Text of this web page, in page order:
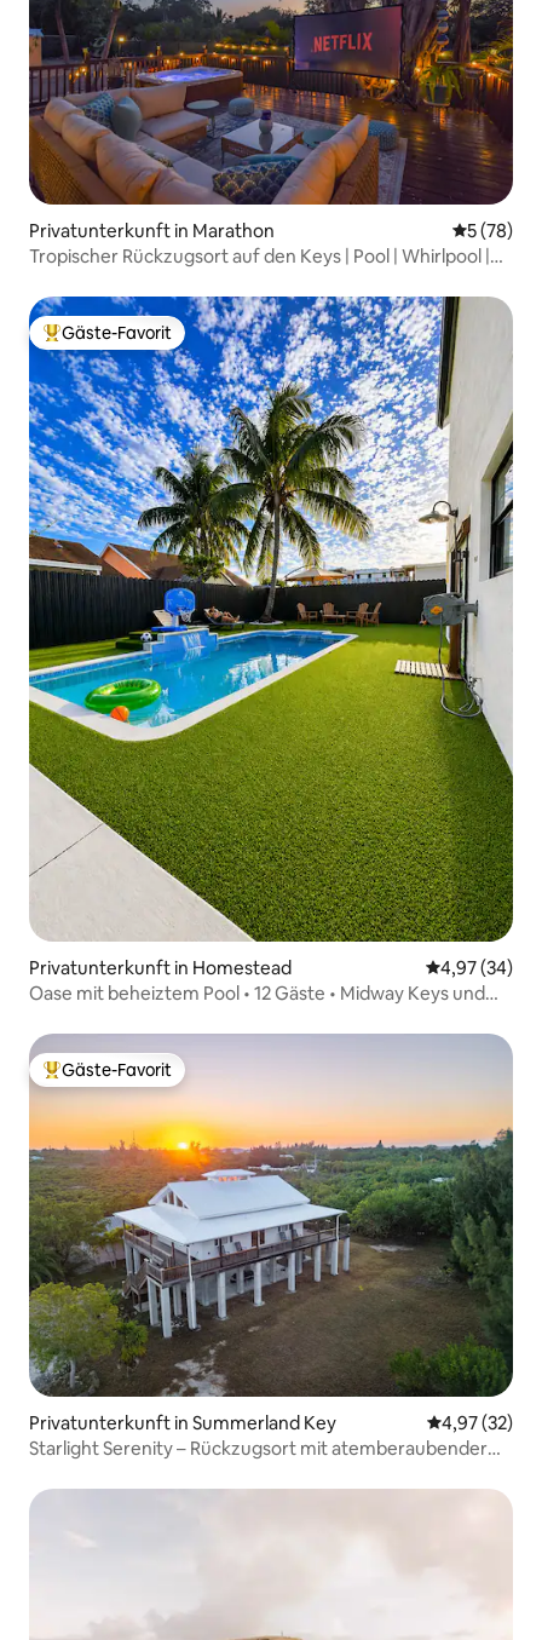
Privatunterkunft in Marathon
5 (78)
Tropischer Rückzugsort auf den Keys | Pool | Whirlpool |
Beliebter Gäste-Favorit.
Gäste-Favorit
Privatunterkunft in Homestead
4,97 (34)
Oase mit beheiztem Pool • 12 Gäste • Midway Keys und
Beliebter Gäste-Favorit.
Gäste-Favorit
Privatunterkunft in Summerland Key
4,97 (32)
Starlight Serenity – Rückzugsort mit atemberaubender